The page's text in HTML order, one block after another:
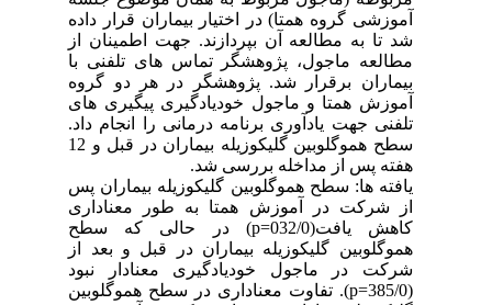
آموزشی گروه همتا) در اختیار بیماران قرار داده
شد تا به مطالعه آن بپردازند. جهت اطمینان از
مطالعه ماجول، پژوهشگر تماس های تلفنی با
بیماران برقرار شد. پژوهشگر در هر دو گروه
آموزش همتا و ماجول خودیادگیری پیگیری های
تلفنی جهت یادآوری برنامه درمانی را انجام داد.
سطح هموگلوبین گلیکوزیله بیماران در قبل و 12
هفته پس از مداخله بررسی شد.
یافته ها: سطح هموگلوبین گلیکوزیله بیماران پس
از شرکت در آموزش همتا به طور معناداری
کاهش یافت(032/0=p) در حالی که سطح
هموگلوبین گلیکوزیله بیماران در قبل و بعد از
شرکت در ماجول خودیادگیری معنادار نبود
(385/0=p). تفاوت معناداری در سطح هموگلوبین